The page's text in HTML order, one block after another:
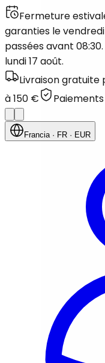
Fermeture
garanties le
passées avant
lundi 17 août.
Livraison gratuite
à 150 €
Francia· FR · EUR